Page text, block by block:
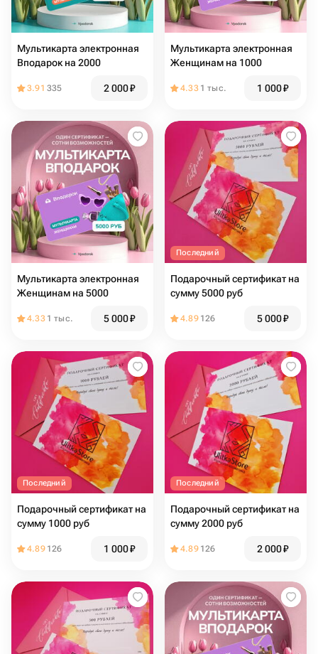
Мультикарта электронная
Вподарок на 2000
3.91 335 2 000₽
Мультикарта электронная
Женщинам на 1000
4.33 1 тыс. 1 000₽
Мультикарта электронная
Женщинам на 5000
4.33 1 тыс. 5 000₽
Последний
Подарочный сертификат на
сумму 5000 руб
4.89 126 5 000₽
Последний
Подарочный сертификат на
сумму 1000 руб
4.89 126 1 000₽
Последний
Подарочный сертификат на
сумму 2000 руб
4.89 126 2 000₽